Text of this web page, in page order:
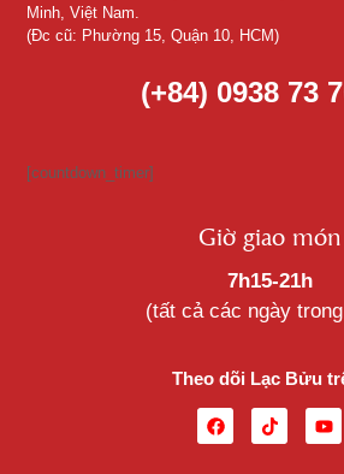
Minh, Việt Nam.
(Đc cũ: Phường 15, Quận 10, HCM)
(+84) 0938 73
[countdown_timer]
Giờ giao món
7h15-21h
(tất cả các ngày
Theo dõi Lạc Bửu